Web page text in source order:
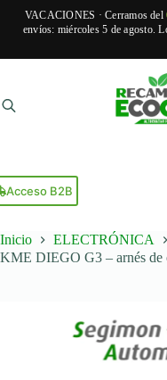
VACACIONES · Cerramos del
envíos: miércoles 5 de agosto.
contenido
Acceso B2B
Inicio ELECTRÓNICA
KME DIEGO G3 – arnés de